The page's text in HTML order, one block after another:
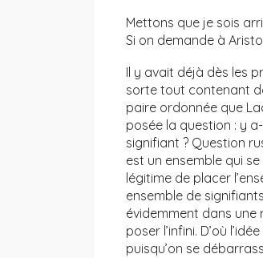
Mettons que je sois
Si on demande à
Il y avait déjà dès les
sorte tout contenant
paire ordonnée que
posée la question : y
signifiant ? Question
est un ensemble qui
légitime de placer
ensemble de
évidemment dans une
poser l’infini. D’où
puisqu’on se